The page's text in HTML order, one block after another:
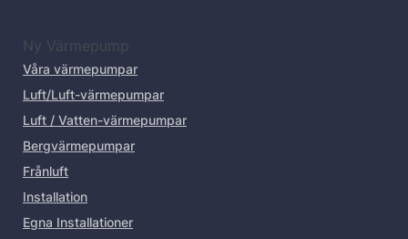
Ny Värmepump
Våra värmepumpar
Luft/Luft-värmepumpar
Luft / Vatten-värmepumpar
Bergvärmepumpar
Frånluft
Installation
Egna Installationer